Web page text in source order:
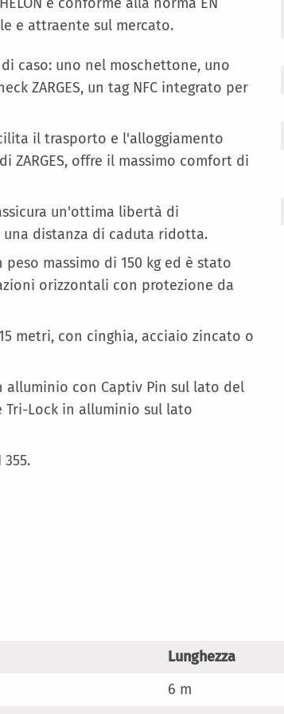
e attraente sul mercato.
caso: uno nel moschettone, uno
ZARGES, un tag NFC integrato per
il trasporto e l'alloggiamento
ZARGES, offre il massimo comfort di
un'ottima libertà di
distanza di caduta ridotta.
massimo di 150 kg ed è stato
orizzontali con protezione da
metri, con cinghia, acciaio zincato o
alluminio con Captiv Pin sul lato del
Lock in alluminio sul lato
Lunghezza
6 m